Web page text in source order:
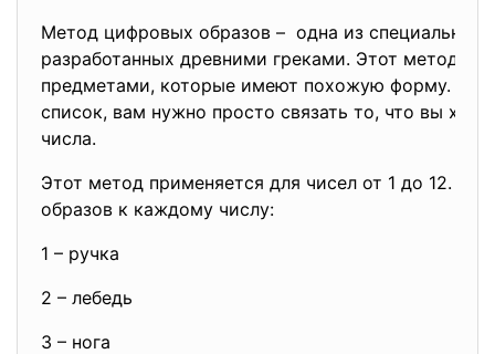
Метод цифровых образов – одна из специальных
разработанных древними греками. Этот метод
предметами, которые имеют похожую форму. Для
список, вам нужно просто связать то, что вы
числа.
Этот метод применяется для чисел от 1 до 12.
образов к каждому числу:
1 – ручка
2 – лебедь
3 – нога